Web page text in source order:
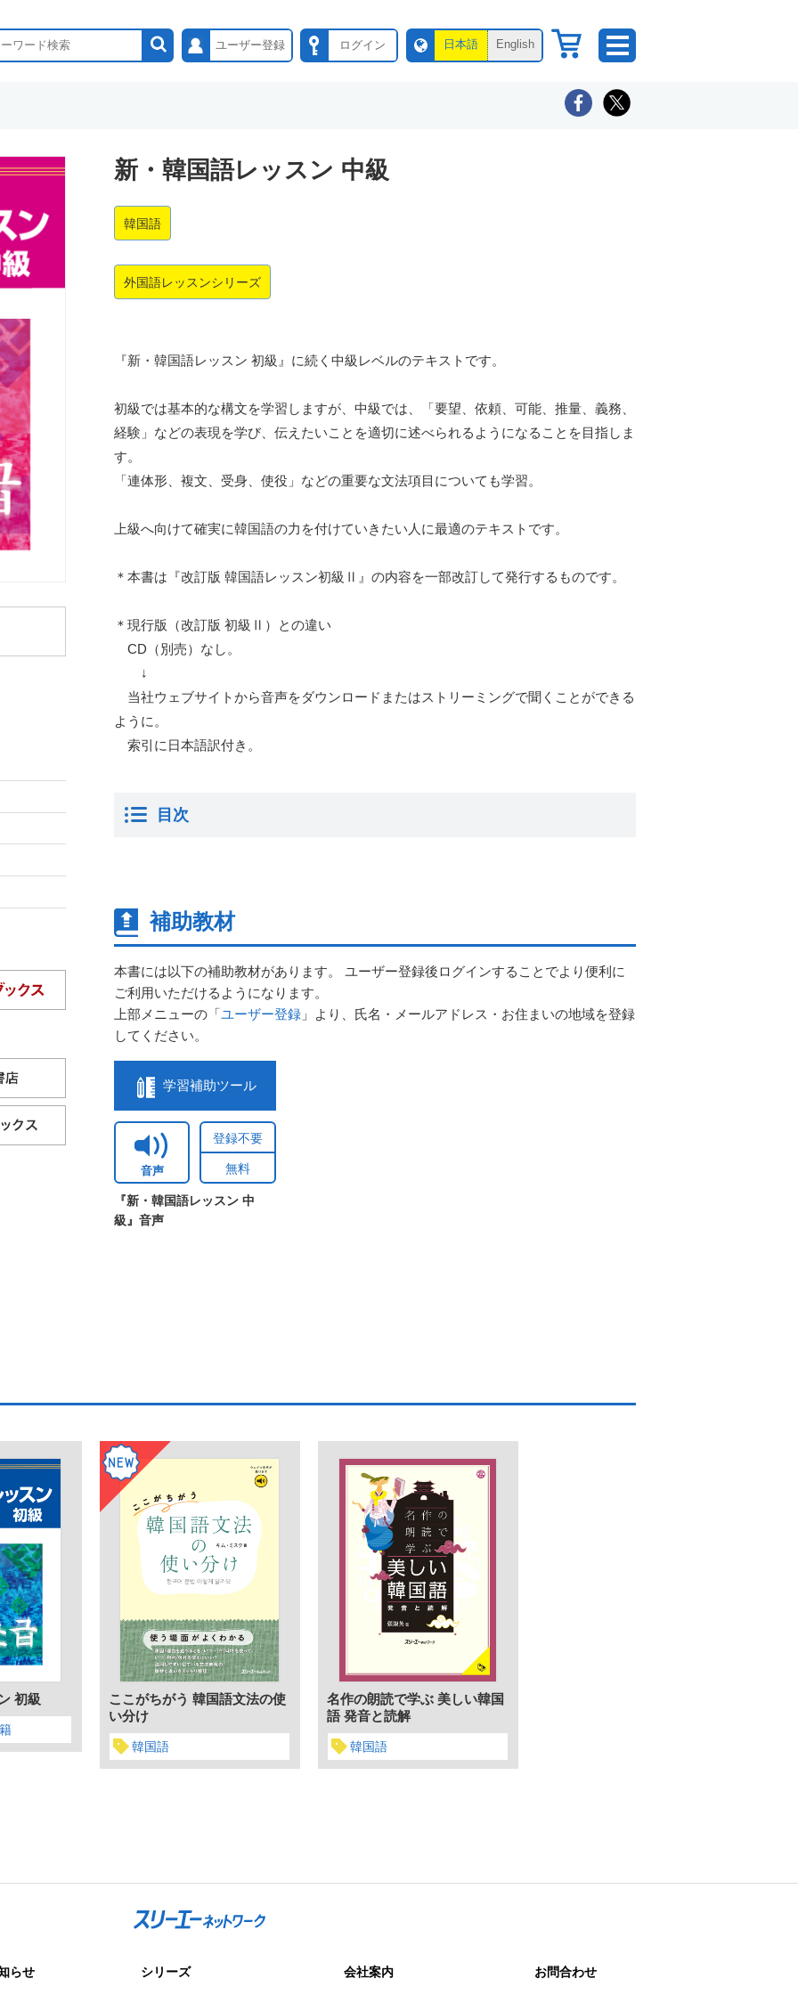
ユーザー登録 ログイン 日本語 English
新・韓国語レッスン 中級
韓国語
外国語レッスンシリーズ
『新・韓国語レッスン 初級』に続く中級レベルのテキストです。
初級では基本的な構文を学習しますが、中級では、「要望、依頼、可能、推量、義務、
経験」などの表現を学び、伝えたいことを適切に述べられるようになることを目指しま
す。
「連体形、複文、受身、使役」などの重要な文法項目についても学習。
上級へ向けて確実に韓国語の力を付けていきたい人に最適のテキストです。
＊本書は『改訂版 韓国語レッスン初級Ⅱ』の内容を一部改訂して発行するものです。
＊現行版（改訂版 初級Ⅱ）との違い
CD（別売）なし。
↓
当社ウェブサイトから音声をダウンロードまたはストリーミングで聞くことができる
ように。
索引に日本語訳付き。
目次
補助教材
本書には以下の補助教材があります。 ユーザー登録後ログインすることでより便利に
ご利用いただけるようになります。
上部メニューの「ユーザー登録 」より、氏名・メールアドレス・お住まいの地域を登録
してください。
学習補助ツール
音声
登録不要
無料
『新・韓国語レッスン 中
級』音声
初級
ここがちがう 韓国語文法の使
い分け
韓国語
名作の朗読で学ぶ 美しい韓国
語 発音と読解
韓国語
らせ シリーズ 会社案内 お問合わせ